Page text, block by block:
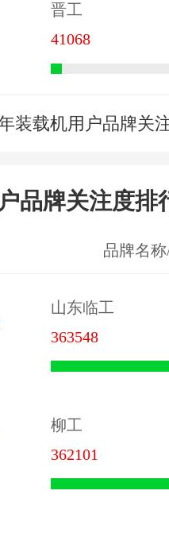
晋工
41068
装载机用户品牌关
品牌关注度排
品牌名
山东临工
363548
柳工
362101